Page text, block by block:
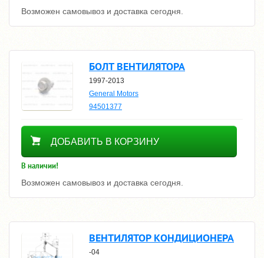
Возможен самовывоз и доставка сегодня.
БОЛТ ВЕНТИЛЯТОРА
1997-2013
General Motors
94501377
160
ДОБАВИТЬ В КОРЗИНУ
В наличии!
Возможен самовывоз и доставка сегодня.
ВЕНТИЛЯТОР КОНДИЦИОНЕРА
-04